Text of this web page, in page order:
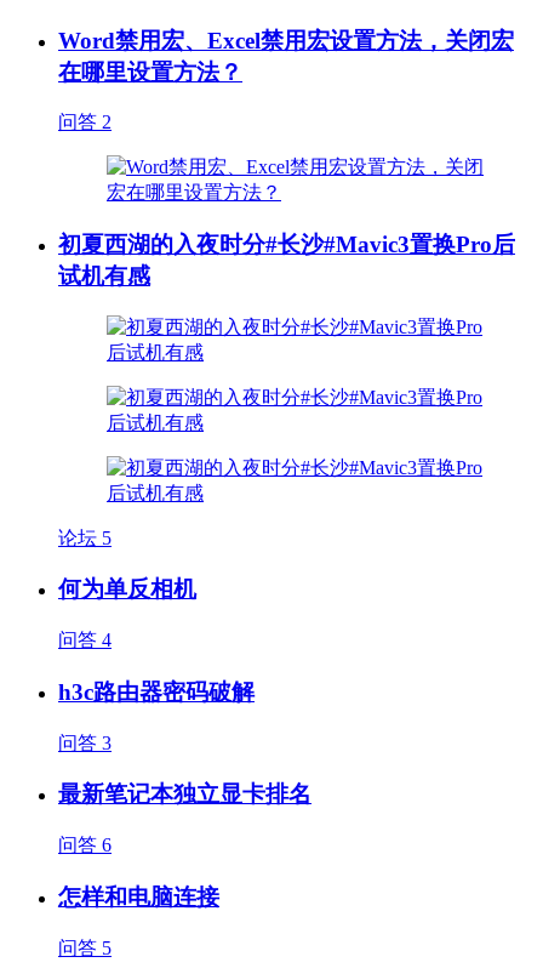
Word禁用宏、Excel禁用宏设置方法，关闭宏
在哪里设置方法？
问答 2
初夏西湖的入夜时分#长沙#Mavic3置换Pro后
试机有感
论坛 5
何为单反相机
问答 4
h3c路由器密码破解
问答 3
最新笔记本独立显卡排名
问答 6
怎样和电脑连接
问答 5